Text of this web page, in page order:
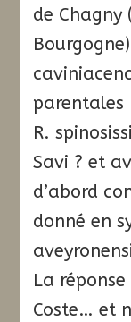
de
parentales
R.
Savi ? et
d’abord
donné en
La
Coste… et